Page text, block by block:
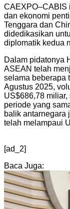
CAEXPO–CABIS
dan ekonomi
Tenggara dan
didedikasikan
diplomatik kedua
Dalam pidatonya
ASEAN telah
selama beberapa
Agustus 2025,
US$686,78
periode yang
balik antarnegara
telah melampaui
[ad_2]
Baca Juga: